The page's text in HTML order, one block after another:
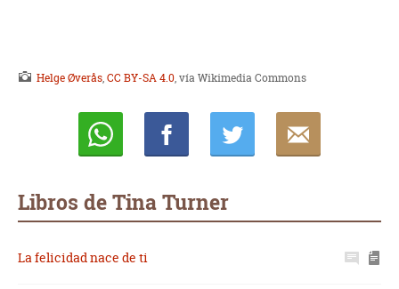
Helge Øverås,CC BY-SA 4.0, vía Wikimedia Commons
Libros de Tina Turner
La felicidad nace de ti